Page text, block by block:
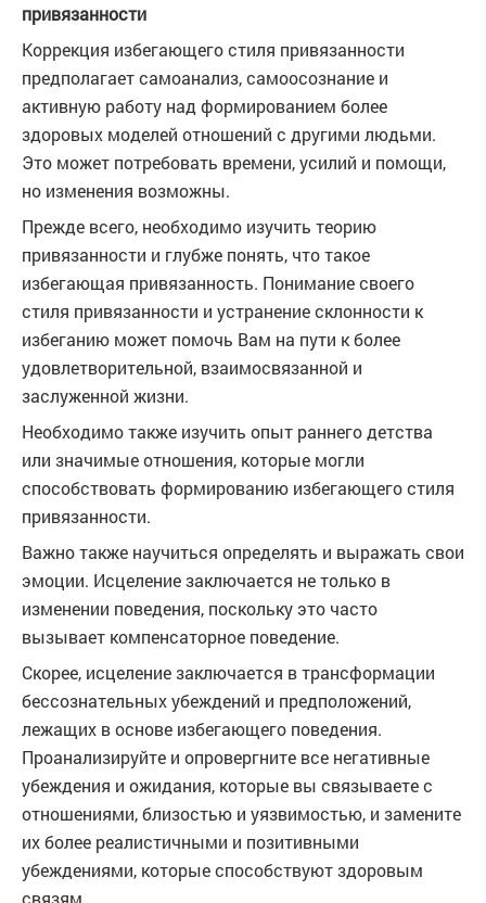
привязанности
Коррекция избегающего стиля привязанности
предполагает самоанализ, самоосознание и
активную работу над формированием более
здоровых моделей отношений с другими людьми.
Это может потребовать времени, усилий и помощи,
но изменения возможны.
Прежде всего, необходимо изучить теорию
привязанности и глубже понять, что такое
избегающая привязанность. Понимание своего
стиля привязанности и устранение склонности к
избеганию может помочь Вам на пути к более
удовлетворительной, взаимосвязанной и
заслуженной жизни.
Необходимо также изучить опыт раннего детства
или значимые отношения, которые могли
способствовать формированию избегающего стиля
привязанности.
Важно также научиться определять и выражать свои
эмоции. Исцеление заключается не только в
изменении поведения, поскольку это часто
вызывает компенсаторное поведение.
Скорее, исцеление заключается в трансформации
бессознательных убеждений и предположений,
лежащих в основе избегающего поведения.
Проанализируйте и опровергните все негативные
убеждения и ожидания, которые вы связываете с
отношениями, близостью и уязвимостью, и замените
их более реалистичными и позитивными
убеждениями, которые способствуют здоровым
связям.